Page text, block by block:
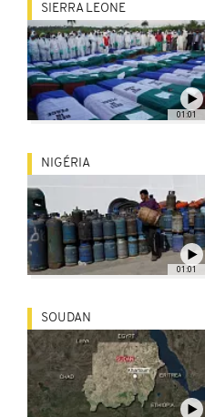
01:01
SIERRA LEONE
01:01
NIGÉRIA
SOUDAN